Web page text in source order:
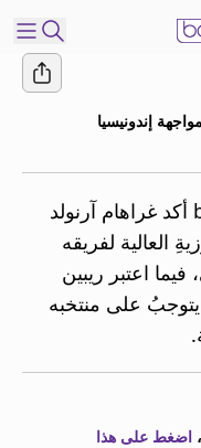
إندونيسيا
في لقاء خاص مع beIN SPORTS أكد غراهام آرنولد
العالية لفريقه
اعتبر ريبين
يتوجبُ على منتخبه
اضغط على هذا